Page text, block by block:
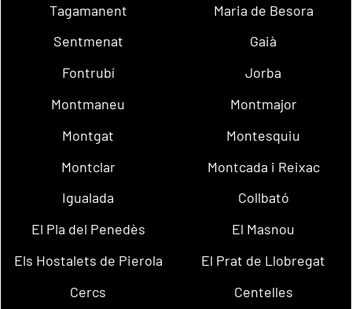
Tagamanent
Maria de Besora
Sentmenat
Gaià
Fontrubí
Jorba
Montmaneu
Montmajor
Montgat
Montesquiu
Montclar
Montcada i Reixac
Igualada
Collbató
El Pla del Penedès
El Masnou
Els Hostalets de Pierola
El Prat de Llobregat
Cercs
Centelles